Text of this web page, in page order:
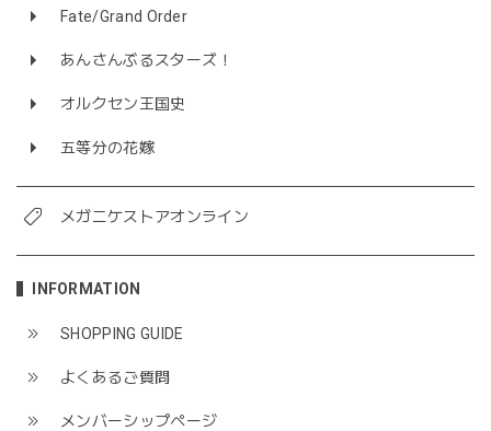
Fate/Grand Order
あんさんぶるスターズ！
オルクセン王国史
五等分の花嫁
メガニケストアオンライン
INFORMATION
SHOPPING GUIDE
よくあるご質問
メンバーシップページ